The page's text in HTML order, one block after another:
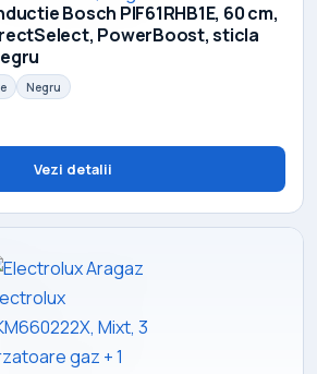
Bosch PIF61RHB1E, 60 cm,
PowerBoost, sticla
Negru
Vezi detalii